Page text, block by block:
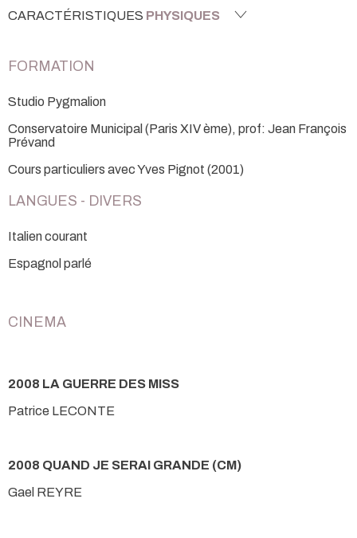
CARACTÉRISTIQUES PHYSIQUES
FORMATION
Studio Pygmalion
Conservatoire Municipal (Paris XIV ème), prof: Jean François
Prévand
Cours particuliers avec Yves Pignot (2001)
LANGUES - DIVERS
Italien courant
Espagnol parlé
CINEMA
2008 LA GUERRE DES MISS
Patrice LECONTE
2008 QUAND JE SERAI GRANDE (CM)
Gael REYRE